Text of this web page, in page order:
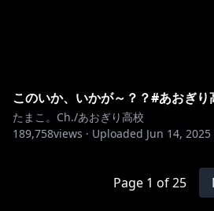
このいか、いかが～？？#あおぎり
たまこ。Ch./あおぎり高校
189,758views · Uploaded Jun 14, 2025
Page 1 of25